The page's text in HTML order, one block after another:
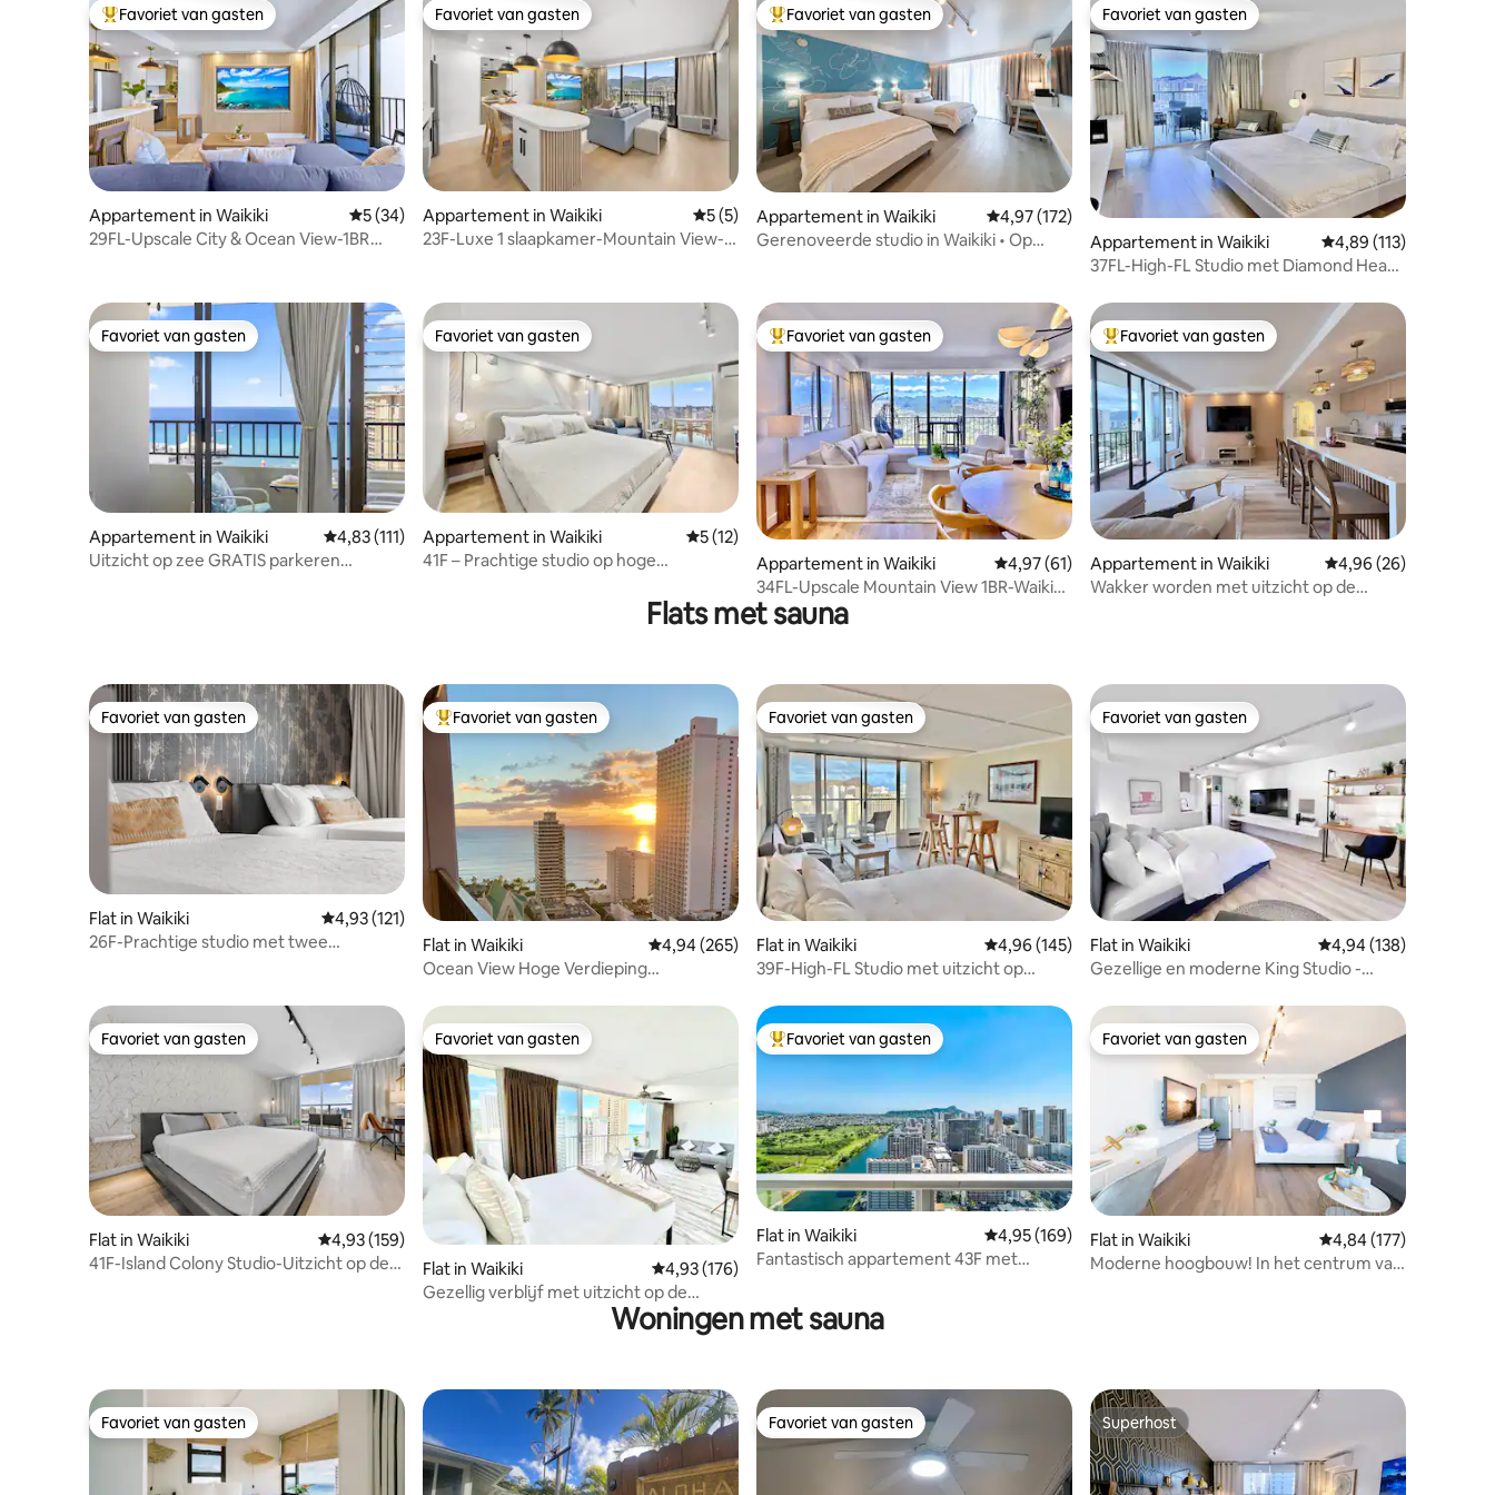
Topfavoriet van gasten
Favoriet van gasten
Appartement in Waikiki Gemiddelde beoordeling van 5 op 5, 34 recensies
5 (34)
29FL-Upscale City & Ocean View-1BR
Favoriet van gasten
Favoriet van gasten
Appartement in Waikiki Gemiddelde beoordeling van 5 op 5, 5 recensies
5 (5)
23F-Luxe 1 slaapkamer-Mountain View-
Topfavoriet van gasten
Favoriet van gasten
Appartement in Waikiki Gemiddelde beoordeling van 4,97 op 5, 172 recensies
4,97 (172)
Gerenoveerde studio in Waikiki • Op
Favoriet van gasten
Favoriet van gasten
Appartement in Waikiki Gemiddelde
4,89 (113)
37FL-High-FL Studio met Diamond Head
Favoriet van gasten
Favoriet van gasten
Appartement in Waikiki Gemiddelde beoordeling van 4,83 op 5, 111 recensies
4,83 (111)
Uitzicht op zee GRATIS parkeren
Favoriet van gasten
Favoriet van gasten
Appartement in Waikiki Gemiddelde beoordeling van 5 op 5, 12 recensies
5 (12)
41F – Prachtige studio op hoge
Topfavoriet van gasten
Favoriet van gasten
Appartement in Waikiki Gemiddelde beoordeling van 4,97 op 5, 61 recensies
4,97 (61)
34FL-Upscale Mountain View 1BR-Waikiki
met parkeerplaats
Topfavoriet van gasten
Favoriet van gasten
Appartement in Waikiki Gemiddelde
4,96 (26)
Wakker worden met uitzicht op de
Flats met sauna
Favoriet van gasten
Favoriet van gasten
Flat in Waikiki Gemiddelde beoordeling van 4,93 op 5, 121 recensies
4,93 (121)
26F-Prachtige studio met twee
Topfavoriet van gasten
Favoriet van gasten
Flat in Waikiki Gemiddelde beoordeling van 4,94 op 5, 265 recensies
4,94 (265)
Ocean View Hoge Verdieping
Favoriet van gasten
Favoriet van gasten
Flat in Waikiki Gemiddelde beoordeling van 4,96 op 5, 145 recensies
4,96 (145)
39F-High-FL Studio met uitzicht op
Favoriet van gasten
Favoriet van gasten
Flat in Waikiki Gemiddelde
4,94 (138)
Gezellige en moderne King Studio -
Favoriet van gasten
Favoriet van gasten
Flat in Waikiki Gemiddelde beoordeling van 4,93 op 5, 159 recensies
4,93 (159)
41F-Island Colony Studio-Uitzicht op de
Favoriet van gasten
Favoriet van gasten
Flat in Waikiki Gemiddelde beoordeling van 4,93 op 5, 176 recensies
4,93 (176)
Gezellig verblijf met uitzicht op de
oceaan op een steenworp afstand van
Topfavoriet van gasten
Favoriet van gasten
Flat in Waikiki Gemiddelde beoordeling van 4,95 op 5, 169 recensies
4,95 (169)
Fantastisch appartement 43F met
Favoriet van gasten
Favoriet van gasten
Flat in Waikiki Gemiddelde
4,84 (177)
Moderne hoogbouw! In het centrum van
Woningen met sauna
Favoriet van gasten
Favoriet van gasten Favoriet van gasten
Favoriet van gasten Superhost
Superhost